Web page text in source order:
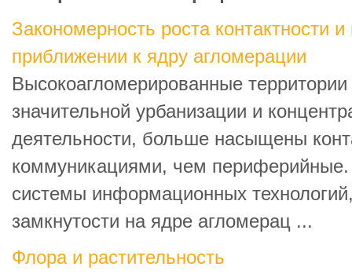
Закономерность роста контактности
приближении к ядру агломерации
Высокоагломерированные
значительной урбанизации и
деятельности, больше насыщены
коммуникациями, чем периферийные.
системы информационных
замкнутости на ядре агломерац ...
Флора и растительность